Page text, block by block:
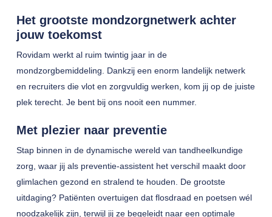
Het grootste mondzorgnetwerk achter
jouw toekomst
Rovidam werkt al ruim twintig jaar in de
mondzorgbemiddeling. Dankzij een enorm landelijk netwerk
en recruiters die vlot en zorgvuldig werken, kom jij op de juiste
plek terecht. Je bent bij ons nooit een nummer.
Met plezier naar preventie
Stap binnen in de dynamische wereld van tandheelkundige
zorg, waar jij als preventie-assistent het verschil maakt door
glimlachen gezond en stralend te houden. De grootste
uitdaging? Patiënten overtuigen dat flosdraad en poetsen wél
noodzakelijk zijn, terwijl jij ze begeleidt naar een optimale